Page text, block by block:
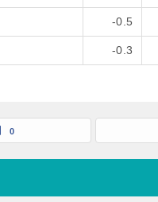
-0.5
-0.3
0